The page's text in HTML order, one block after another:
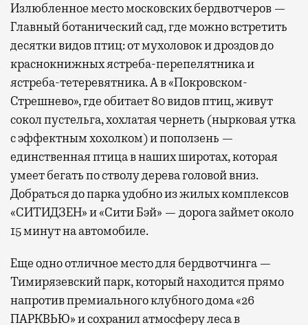
Излюбленное место московских бердвотчеров —
Главный ботанический сад, где можно встретить
десятки видов птиц: от мухоловок и дроздов до
краснокнижных ястреба-перепелятника и
ястреба-тетеревятника. А в «Покровском-
Стрешнево», где обитает 80 видов птиц, живут
сокол пустельга, хохлатая чернеть (нырковая утка
с эффектным хохолком) и поползень —
единственная птица в наших широтах, которая
умеет бегать по стволу дерева головой вниз.
Добраться до парка удобно из жилых комплексов
«СИТИДЗЕН» и «Сити Бэй» — дорога займет около
15 минут на автомобиле.
Еще одно отличное место для бердвотчинга —
Тимирязевский парк, который находится прямо
напротив премиального клубного дома «26
ПАРКВЬЮ» и сохранил атмосферу леса в